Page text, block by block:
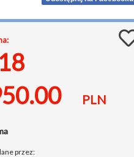
18
PLN
przez: